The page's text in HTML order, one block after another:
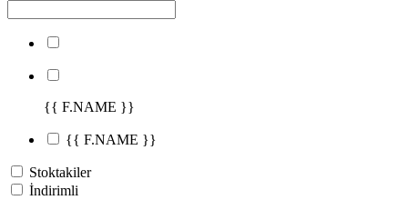
{{ F.NAME }}
{{ F.NAME }}
Stoktakiler
İndirimli